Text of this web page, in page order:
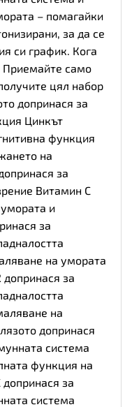
– помагайки
за да се
си график. Кога
Приемайте само
цял набор
допринася за
Цинкът
функция
на
за
Витамин С
и
за
на умората
допринася за
на
допринася
система
функция на
за
система